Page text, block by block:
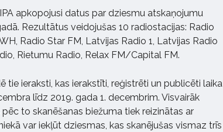
apkopojusi datus par dziesmu atskaņojumu
Rezultātus veidojušas 10 radiostacijas: Radio
Radio Star FM, Latvijas Radio 1, Latvijas Radio
Rietumu Radio, Relax FM/Capital FM.
tie ieraksti, kas ierakstīti, reģistrēti un publicēti laika
līdz 2019. gada 1. decembrim. Visvairāk
to skanēšanas biežuma tiek reizinātas ar
var iekļūt dziesmas, kas skanējušas vismaz trīs